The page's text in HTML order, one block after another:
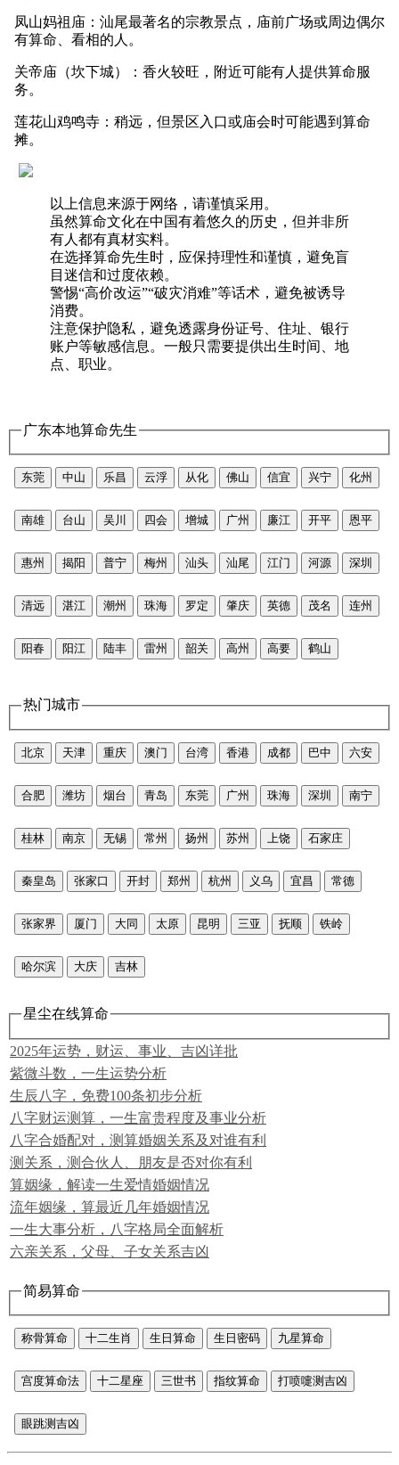
凤山妈祖庙：汕尾最著名的宗教景点，庙前广场或周边偶尔
有算命、看相的人。
关帝庙（坎下城）：香火较旺，附近可能有人提供算命服
务。
莲花山鸡鸣寺：稍远，但景区入口或庙会时可能遇到算命
摊。
以上信息来源于网络，请谨慎采用。
虽然算命文化在中国有着悠久的历史，但并非所
有人都有真材实料。
在选择算命先生时，应保持理性和谨慎，避免盲
目迷信和过度依赖。
警惕“高价改运”“破灾消难”等话术，避免被诱导
消费。
注意保护隐私，避免透露身份证号、住址、银行
账户等敏感信息。一般只需要提供出生时间、地
点、职业。
广东本地算命先生
东莞 中山 乐昌 云浮 从化 佛山 信宜 兴宁 化州
南雄 台山 吴川 四会 增城 广州 廉江 开平 恩平
惠州 揭阳 普宁 梅州 汕头 汕尾 江门 河源 深圳
清远 湛江 潮州 珠海 罗定 肇庆 英德 茂名 连州
阳春 阳江 陆丰 雷州 韶关 高州 高要 鹤山
热门城市
北京 天津 重庆 澳门 台湾 香港 成都 巴中 六安
合肥 潍坊 烟台 青岛 东莞 广州 珠海 深圳 南宁
桂林 南京 无锡 常州 扬州 苏州 上饶 石家庄
秦皇岛 张家口 开封 郑州 杭州 义乌 宜昌 常德
张家界 厦门 大同 太原 昆明 三亚 抚顺 铁岭
哈尔滨 大庆 吉林
星尘在线算命
2025年运势，财运、事业、吉凶详批
紫微斗数，一生运势分析
生辰八字，免费100条初步分析
八字财运测算，一生富贵程度及事业分析
八字合婚配对，测算婚姻关系及对谁有利
测关系，测合伙人、朋友是否对你有利
算姻缘，解读一生爱情婚姻情况
流年姻缘，算最近几年婚姻情况
一生大事分析，八字格局全面解析
六亲关系，父母、子女关系吉凶
简易算命
称骨算命 十二生肖 生日算命 生日密码 九星算命
宫度算命法 十二星座 三世书 指纹算命 打喷嚏测吉凶
眼跳测吉凶